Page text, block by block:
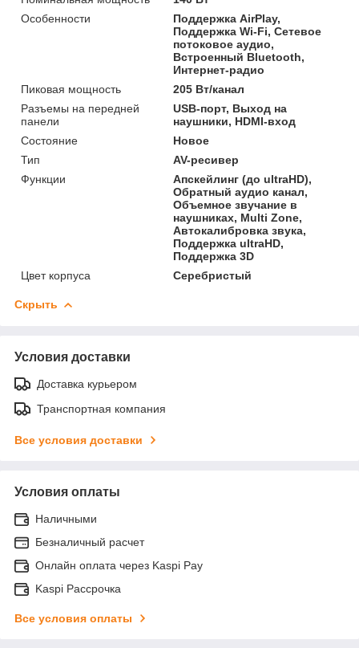
Особенности
Поддержка AirPlay,
Поддержка Wi-Fi, Сетевое
потоковое аудио,
Встроенный Bluetooth‎,
Интернет-радио
Пиковая мощность
205 Вт/канал
Разъемы на передней
панели
USB-порт, Выход на
наушники, HDMI-вход
Состояние
Новое
Тип
AV-ресивер
Функции
Апскейлинг (до ultraHD),
Обратный аудио канал,
Объемное звучание в
наушниках, Multi Zone,
Автокалибровка звука,
Поддержка ultraHD,
Поддержка 3D
Цвет корпуса
Серебристый
Скрыть
Условия доставки
Доставка курьером
Транспортная компания
Все условия доставки
Условия оплаты
Наличными
Безналичный расчет
Онлайн оплата через Kaspi Pay
Kaspi Рассрочка
Все условия оплаты